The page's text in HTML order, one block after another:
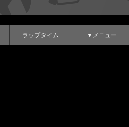
ラップタイム ▼メニュー